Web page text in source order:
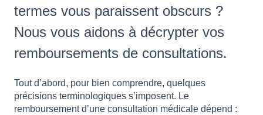
termes vous paraissent obscurs ?
Nous vous aidons à décrypter vos
remboursements de consultations.
Tout d’abord, pour bien comprendre, quelques
précisions terminologiques s’imposent. Le
remboursement d’une consultation médicale dépend :